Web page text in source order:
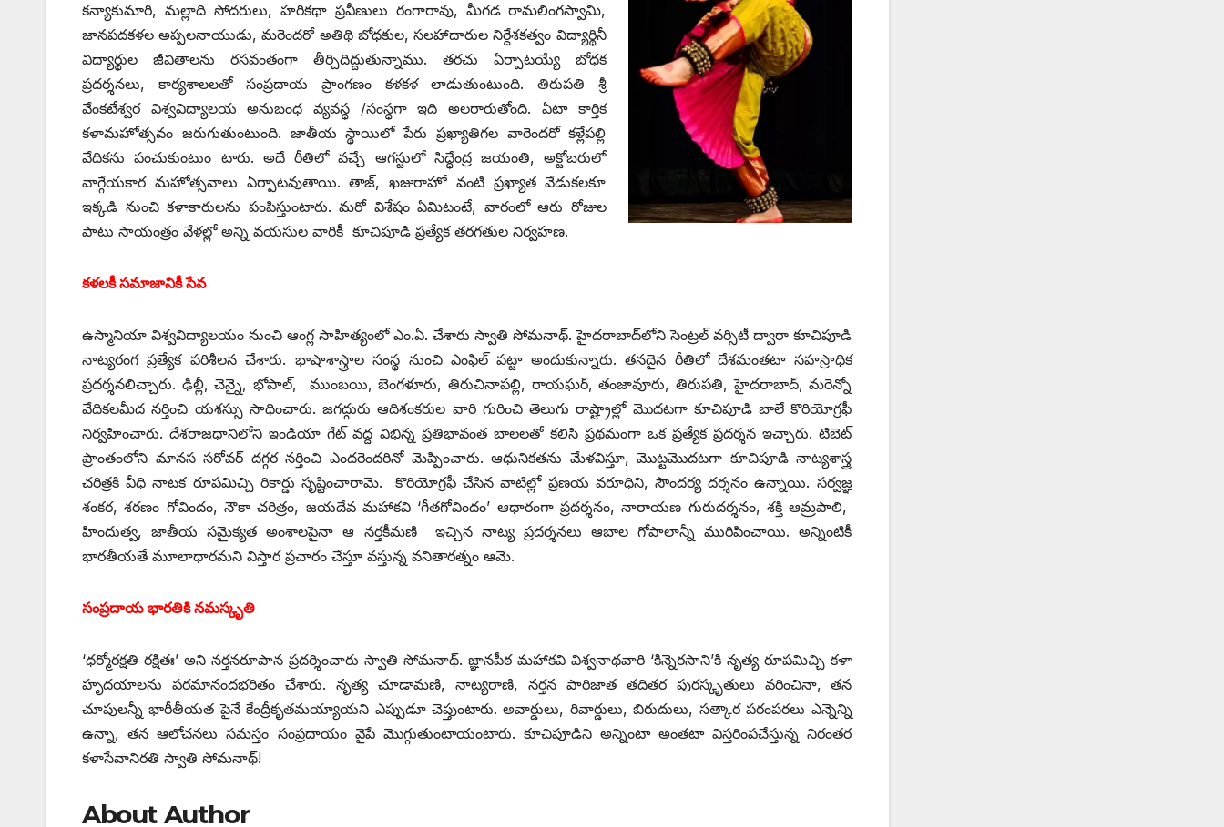
కన్యాకుమారి, మల్లాది సోదరులు, హరికథా ప్రవీణులు రంగారావు, మీగడ రామలింగస్వామి,
జానపదకళల అప్పలనాయుడు, మరెందరో అతిథి బోధకుల, సలహాదారుల నిర్దేశకత్వం విద్యార్థినీ
విద్యార్థుల జీవితాలను రసవంతంగా తీర్చిదిద్దుతున్నాము. తరచు ఏర్పాటయ్యే బోధక
ప్రదర్శనలు, కార్యశాలలతో సంప్రదాయ ప్రాంగణం కళకళ లాడుతుంటుంది. తిరుపతి శ్రీ
వేంకటేశ్వర విశ్వవిద్యాలయ అనుబంధ వ్యవస్థ /సంస్థగా ఇది అలరారుతోంది. ఏటా కార్తిక
కళామహోత్సవం జరుగుతుంటుంది. జాతీయ స్థాయిలో పేరు ప్రఖ్యాతిగల వారెందరో కళ్లేపల్లి
వేదికను పంచుకుంటుం టారు. అదే రీతిలో వచ్చే ఆగస్టులో సిద్ధేంద్ర జయంతి, అక్టోబరులో
వాగ్గేయకార మహోత్సవాలు ఏర్పాటవుతాయి. తాజ్‌, ‌ఖజురాహో వంటి ప్రఖ్యాత వేడుకలకూ
ఇక్కడి నుంచి కళాకారులను పంపిస్తుంటారు. మరో విశేషం ఏమిటంటే, వారంలో ఆరు రోజుల
పాటు సాయంత్రం వేళల్లో అన్ని వయసుల వారికీ కూచిపూడి ప్రత్యేక తరగతుల నిర్వహణ.
కళలకీ సమాజానికీ సేవ
ఉస్మానియా విశ్వవిద్యాలయం నుంచి ఆంగ్ల సాహిత్యంలో ఎం.ఏ. చేశారు స్వాతి సోమనాథ్‌. ‌హైదరాబాద్‌లోని సెంట్రల్‌ ‌వర్సిటీ ద్వారా కూచిపూడి
నాట్యరంగ ప్రత్యేక పరిశీలన చేశారు. భాషాశాస్త్రాల సంస్థ నుంచి ఎంఫిల్‌ ‌పట్టా అందుకున్నారు. తనదైన రీతిలో దేశమంతటా సహస్రాధిక
ప్రదర్శనలిచ్చారు. ఢిల్లీ, చెన్నై, భోపాల్‌, ‌ముంబయి, బెంగళూరు, తిరుచినాపల్లి, రాయఘర్‌, ‌తంజావూరు, తిరుపతి, హైదరాబాద్‌, ‌మరెన్నో
వేదికలమీద నర్తించి యశస్సు సాధించారు. జగద్గురు ఆదిశంకరుల వారి గురించి తెలుగు రాష్ట్రాల్లో మొదటగా కూచిపూడి బాలే కొరియోగ్రఫీ
నిర్వహించారు. దేశరాజధానిలోని ఇండియా గేట్‌ ‌వద్ద విభిన్న ప్రతిభావంత బాలలతో కలిసి ప్రథమంగా ఒక ప్రత్యేక ప్రదర్శన ఇచ్చారు. టిబెట్‌
‌ప్రాంతంలోని మానస సరోవర్‌ ‌దగ్గర నర్తించి ఎందరెందరినో మెప్పించారు. ఆధునికతను మేళవిస్తూ, మొట్టమొదటగా కూచిపూడి నాట్యశాస్త్ర
చరిత్రకి వీధి నాటక రూపమిచ్చి రికార్డు సృష్టించారామె. కొరియోగ్రఫీ చేసిన వాటిల్లో ప్రణయ వరూధిని, సౌందర్య దర్శనం ఉన్నాయి. సర్వజ్ఞ
శంకర, శరణం గోవిందం, నౌకా చరిత్రం, జయదేవ మహాకవి ‘గీతగోవిందం’ ఆధారంగా ప్రదర్శనం, నారాయణ గురుదర్శనం, శక్తి ఆమ్రపాలి,
హిందుత్వ, జాతీయ సమైక్యత అంశాలపైనా ఆ నర్తకీమణి ఇచ్చిన నాట్య ప్రదర్శనలు ఆబాల గోపాలాన్నీ మురిపించాయి. అన్నింటికీ
భారతీయతే మూలాధారమని విస్తార ప్రచారం చేస్తూ వస్తున్న వనితారత్నం ఆమె.
సంప్రదాయ భారతికి నమస్కృతి
‘ధర్మోరక్షతి రక్షితః’ అని నర్తనరూపాన ప్రదర్శించారు స్వాతి సోమనాథ్‌. ‌జ్ఞానపీఠ మహాకవి విశ్వనాథవారి ‘కిన్నెరసాని’కి నృత్య రూపమిచ్చి కళా
హృదయాలను పరమానందభరితం చేశారు. నృత్య చూడామణి, నాట్యరాణి, నర్తన పారిజాత తదితర పురస్కృతులు వరించినా, తన
చూపులన్నీ భారీతీయత పైనే కేంద్రీకృతమయ్యాయని ఎప్పుడూ చెప్తుంటారు. అవార్డులు, రివార్డులు, బిరుదులు, సత్కార పరంపరలు ఎన్నెన్ని
ఉన్నా, తన ఆలోచనలు సమస్తం సంప్రదాయం వైపే మొగ్గుతుంటాయంటారు. కూచిపూడిని అన్నింటా అంతటా విస్తరింపచేస్తున్న నిరంతర
కళాసేవానిరతి స్వాతి సోమనాథ్‌!
About Author